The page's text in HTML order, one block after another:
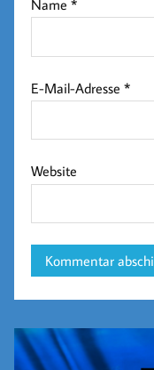
Name*
E-Mail-Adresse*
Website